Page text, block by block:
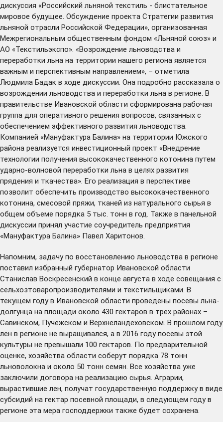
дискуссия «Российский льняной текстиль - блистательное
мировое будущее. Обсуждение проекта Стратегии развития
льняной отрасли Российской Федерации», организованная
Межрегиональным общественным фондом «Льняной союз» и
АО «Текстильэкспо». «Возрождение льноводства и
переработки льна на территории нашего региона является
важным и перспективным направлением», – отметила
Людмила Бадак в ходе дискуссии. Она подробно рассказала о
возрождении льноводства и переработки льна в регионе. В
правительстве Ивановской области сформирована рабочая
группа для оперативного решения вопросов, связанных с
обеспечением эффективного развития льноводства.
Компанией «Мануфактура Балина» на территории Южского
района реализуется инвестиционный проект «Внедрение
технологии получения высококачественного котонина путем
ударно-волновой переработки льна в целях развития
прядения и ткачества». Его реализация в перспективе
позволит обеспечить производство высококачественного
котонина, смесовой пряжи, тканей из натурального сырья в
общем объеме порядка 5 тыс. тонн в год. Также в панельной
дискуссии принял участие соучредитель предприятия
«Мануфактура Балина» Павел Харитонов.
Напомним, задачу по восстановлению льноводства в регионе
поставил избранный губернатор Ивановской области
Станислав Воскресенский в конце августа в ходе совещания с
сельхозтоваропроизводителями и текстильщиками. В
текущем году в Ивановской области проведены посевы льна-
долгунца на площади около 430 гектаров в трех районах –
Савинском, Пучежском и Верхнеландеховском. В прошлом году
лен в регионе не выращивался, а в 2016 году посевы этой
культуры не превышали 100 гектаров. По предварительной
оценке, хозяйства области соберут порядка 78 тонн
льноволокна и около 50 тонн семян. Все хозяйства уже
заключили договора на реализацию сырья. Аграрии,
вырастившие лен, получат государственную поддержку в виде
субсидий на гектар посевной площади, в следующем году в
регионе эта мера господдержки также будет сохранена.